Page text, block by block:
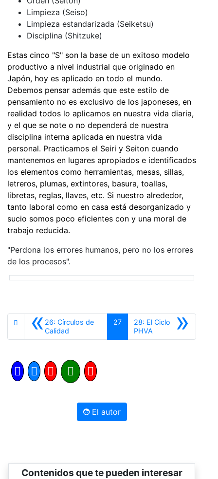
Limpieza (Seiso)
Limpieza estandarizada (Seiketsu)
Disciplina (Shitzuke)
Estas cinco "S" son la base de un exitoso modelo
productivo a nivel industrial que originado en
Japón, hoy es aplicado en todo el mundo.
Debemos pensar además que este estilo de
pensamiento no es exclusivo de los japoneses, en
realidad todos lo aplicamos en nuestra vida diaria,
y el que se note o no dependerá de nuestra
disciplina interna aplicada en nuestra vida
personal. Practicamos el Seiri y Seiton cuando
mantenemos en lugares apropiados e identificados
los elementos como herramientas, mesas, sillas,
letreros, plumas, extintores, basura, toallas,
libretas, reglas, llaves, etc. Si nuestro alrededor,
tanto laboral como en casa está desorganizado y
sucio somos poco eficientes con y una moral de
trabajo reducida.
"Perdona los errores humanos, pero no los errores
de los procesos".
«26: Círculos de
Calidad
27 »
28: El Ciclo
PHVASiguiente
El autor
Contenidos que te pueden interesar